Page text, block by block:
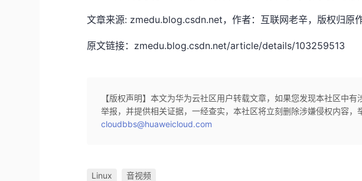
文章来源: zmedu.blog.csdn.net，作者：互联网老辛，版权归原
原文链接：zmedu.blog.csdn.net/article/details/103259513
【版权声明】本文为华为云社区用户转载文章，如果您发现本社区中
举报，并提供相关证据，一经查实，本社区将立刻删除涉嫌侵权内容，
cloudbbs@huaweicloud.com
Linux 音视频